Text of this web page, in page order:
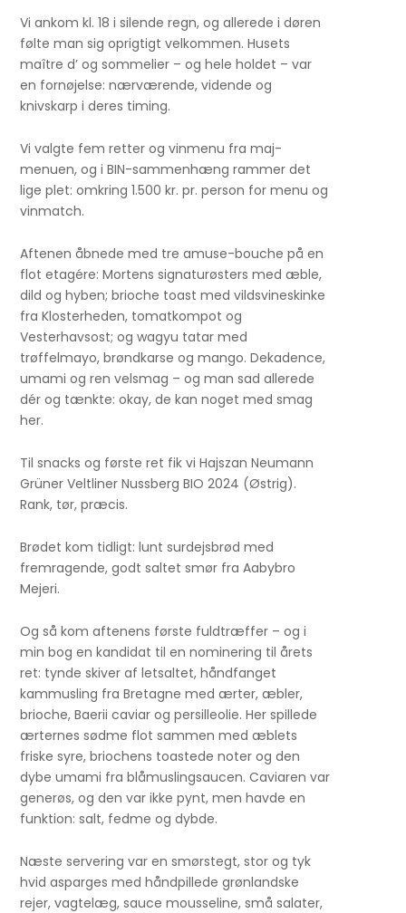
Vi ankom kl. 18 i silende regn, og allerede i døren
følte man sig oprigtigt velkommen. Husets
maître d’ og sommelier – og hele holdet – var
en fornøjelse: nærværende, vidende og
knivskarp i deres timing.
Vi valgte fem retter og vinmenu fra maj-
menuen, og i BIN-sammenhæng rammer det
lige plet: omkring 1.500 kr. pr. person for menu og
vinmatch.
Aftenen åbnede med tre amuse-bouche på en
flot etagére: Mortens signaturøsters med æble,
dild og hyben; brioche toast med vildsvineskinke
fra Klosterheden, tomatkompot og
Vesterhavsost; og wagyu tatar med
trøffelmayo, brøndkarse og mango. Dekadence,
umami og ren velsmag – og man sad allerede
dér og tænkte: okay, de kan noget med smag
her.
Til snacks og første ret fik vi Hajszan Neumann
Grüner Veltliner Nussberg BIO 2024 (Østrig).
Rank, tør, præcis.
Brødet kom tidligt: lunt surdejsbrød med
fremragende, godt saltet smør fra Aabybro
Mejeri.
Og så kom aftenens første fuldtræffer – og i
min bog en kandidat til en nominering til årets
ret: tynde skiver af letsaltet, håndfanget
kammusling fra Bretagne med ærter, æbler,
brioche, Baerii caviar og persilleolie. Her spillede
ærternes sødme flot sammen med æblets
friske syre, briochens toastede noter og den
dybe umami fra blåmuslingsaucen. Caviaren var
generøs, og den var ikke pynt, men havde en
funktion: salt, fedme og dybde.
Næste servering var en smørstegt, stor og tyk
hvid asparges med håndpillede grønlandske
rejer, vagtelæg, sauce mousseline, små salater,